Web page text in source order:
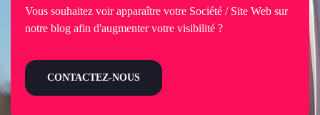
Vous souhaitez voir apparaître votre Société / Site Web sur
notre blog afin d'augmenter votre visibilité ?
CONTACTEZ-NOUS